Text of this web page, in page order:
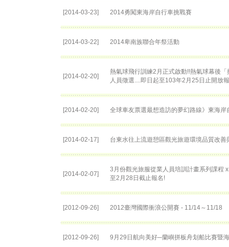
[2014-03-23] 2014勇闖東海岸自行車挑戰賽
[2014-03-22] 2014卑南族聯合年祭活動
[2014-02-20]
熱氣球飛行訓練2月正式啟動!!熱氣球幕後
人員徵選....即日起至103年2月25日止開放
[2014-02-20] 全球車友票選最想造訪的夢幻路線》東海岸
[2014-02-17] 台東水往上流遊憩區觀光旅遊環境品質改善
[2014-02-07]
3月份觀光旅服從業人員培訓計畫系列課程
至2月28日截止報名!
[2012-09-26] 2012臺灣國際衝浪公開賽 - 11/14～11/18
[2012-09-26] 9月29日航向美好─蘭嶼拼板舟划船比賽暨